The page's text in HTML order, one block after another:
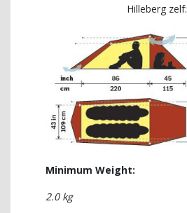
Hilleberg zelf:
Minimum Weight:
2.0 kg